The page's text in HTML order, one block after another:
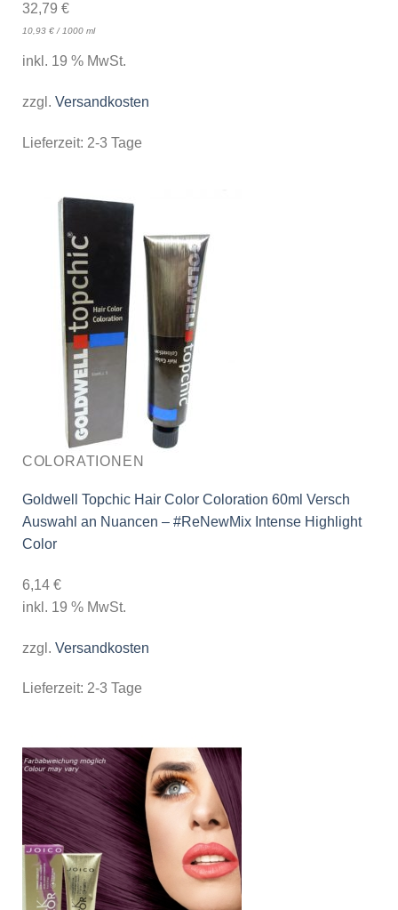
32,79 €
10,93 €/ 1000 ml
inkl. 19 % MwSt.
zzgl. Versandkosten
Lieferzeit: 2-3 Tage
COLORATIONEN
Goldwell Topchic Hair Color Coloration 60ml Versch
Auswahl an Nuancen – #ReNewMix Intense Highlight
Color
6,14 €
inkl. 19 % MwSt.
zzgl. Versandkosten
Lieferzeit: 2-3 Tage